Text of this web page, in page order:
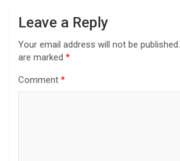
Leave a Reply
Your email address will not be published.
are marked *
Comment *